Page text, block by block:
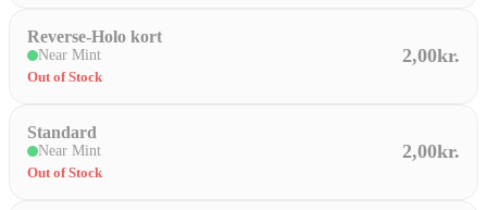
Reverse-Holo kort
Near Mint
Out of Stock
2,00kr.
Standard
Near Mint
Out of Stock
2,00kr.